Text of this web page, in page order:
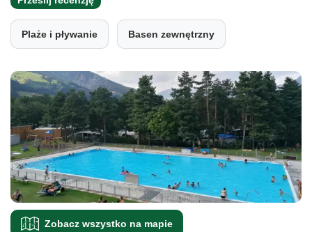
Plaże i pływanie Basen zewnętrzny
Zobacz wszystko na mapie